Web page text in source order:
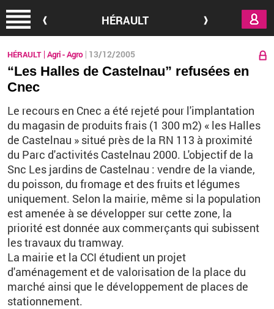
HÉRAULT
HÉRAULT Agri - Agro 13/12/2005
“Les Halles de Castelnau” refusées en
Cnec
Le recours en Cnec a été rejeté pour l'implantation
du magasin de produits frais (1 300 m2) « les Halles
de Castelnau » situé près de la RN 113 à proximité
du Parc d'activités Castelnau 2000. L'objectif de la
Snc Les jardins de Castelnau : vendre de la viande,
du poisson, du fromage et des fruits et légumes
uniquement. Selon la mairie, même si la population
est amenée à se développer sur cette zone, la
priorité est donnée aux commerçants qui subissent
les travaux du tramway.
La mairie et la CCI étudient un projet
d'aménagement et de valorisation de la place du
marché ainsi que le développement de places de
stationnement.